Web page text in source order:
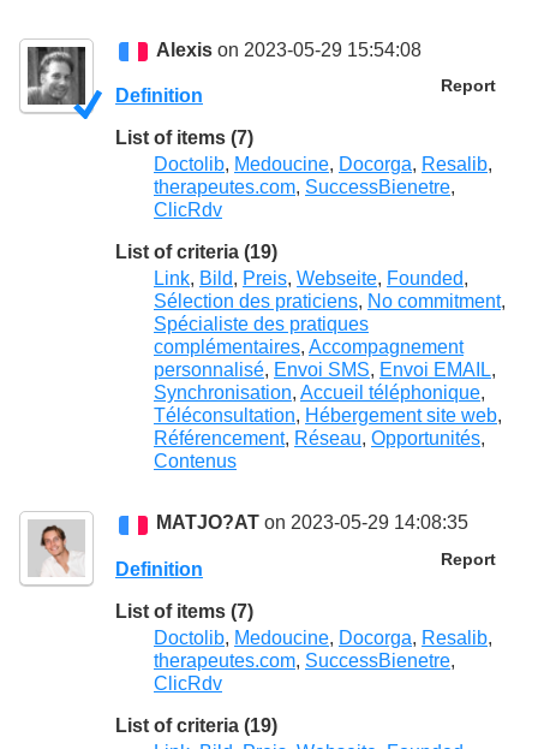
Alexis on 2023-05-29 15:54:08
Report
Definition
List of items (7)
Doctolib, Medoucine, Docorga, Resalib,
therapeutes.com, SuccessBienetre,
ClicRdv
List of criteria (19)
Link, Bild, Preis, Webseite, Founded,
Sélection des praticiens, No commitment,
Spécialiste des pratiques
complémentaires, Accompagnement
personnalisé, Envoi SMS, Envoi EMAIL,
Synchronisation, Accueil téléphonique,
Téléconsultation, Hébergement site web,
Référencement, Réseau, Opportunités,
Contenus
MATJO?AT on 2023-05-29 14:08:35
Report
Definition
List of items (7)
Doctolib, Medoucine, Docorga, Resalib,
therapeutes.com, SuccessBienetre,
ClicRdv
List of criteria (19)